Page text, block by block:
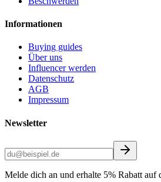
Informationen
Buying guides
Über uns
Influencer werden
Datenschutz
AGB
Impressum
Newsletter
Melde dich an und erhalte 5% Rabatt auf